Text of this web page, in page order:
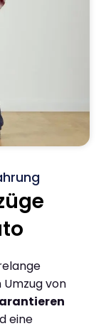
von
eine